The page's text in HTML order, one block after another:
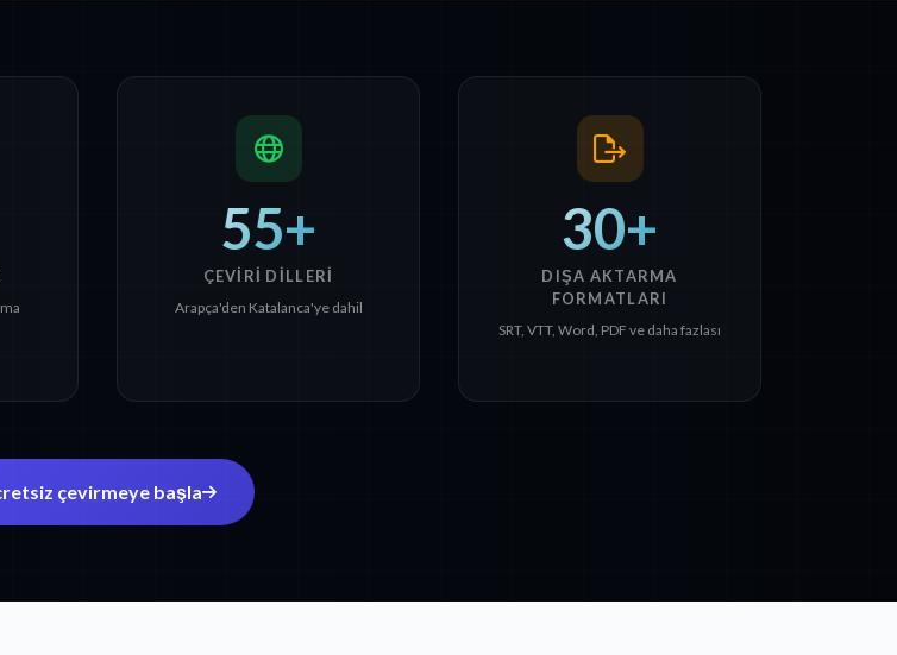
55+
ÇEVIRI DILLERI
Arapça'den Katalanca'ye dahil
30+
DIŞA AKTARMA
FORMATLARI
SRT, VTT, Word, PDF ve daha fazlası
çevirmeye başla